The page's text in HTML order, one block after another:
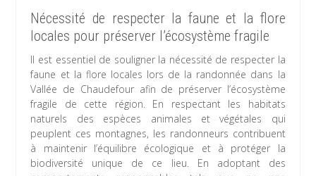
Nécessité de respecter la faune et la flore
locales pour préserver l’écosystème fragile
Il est essentiel de souligner la nécessité de respecter la
faune et la flore locales lors de la randonnée dans la
Vallée de Chaudefour afin de préserver l’écosystème
fragile de cette région. En respectant les habitats
naturels des espèces animales et végétales qui
peuplent ces montagnes, les randonneurs contribuent
à maintenir l’équilibre écologique et à protéger la
biodiversité unique de ce lieu. En adoptant des